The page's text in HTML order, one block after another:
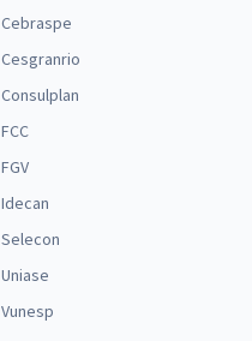
Cebraspe
Cesgranrio
Consulplan
FCC
FGV
Idecan
Selecon
Uniase
Vunesp